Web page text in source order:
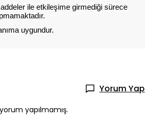
ile etkileşime girmediği sürece
uygundur.
Yorum Yap
yapılmamış.